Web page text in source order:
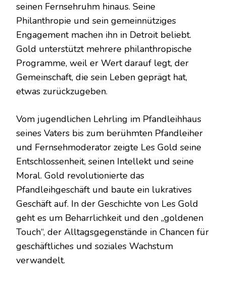
seinen Fernsehruhm hinaus. Seine
Philanthropie und sein gemeinnütziges
Engagement machen ihn in Detroit beliebt.
Gold unterstützt mehrere philanthropische
Programme, weil er Wert darauf legt, der
Gemeinschaft, die sein Leben geprägt hat,
etwas zurückzugeben.
Vom jugendlichen Lehrling im Pfandleihhaus
seines Vaters bis zum berühmten Pfandleiher
und Fernsehmoderator zeigte Les Gold seine
Entschlossenheit, seinen Intellekt und seine
Moral. Gold revolutionierte das
Pfandleihgeschäft und baute ein lukratives
Geschäft auf. In der Geschichte von Les Gold
geht es um Beharrlichkeit und den „goldenen
Touch“, der Alltagsgegenstände in Chancen für
geschäftliches und soziales Wachstum
verwandelt.